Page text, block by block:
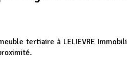
tertiaire à LELIEVRE